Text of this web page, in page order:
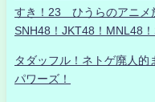
すき！23 ひうらのアニメ
SNH48！JKT48！MNL48
タダッフル！ネトゲ廃人
パワーズ！